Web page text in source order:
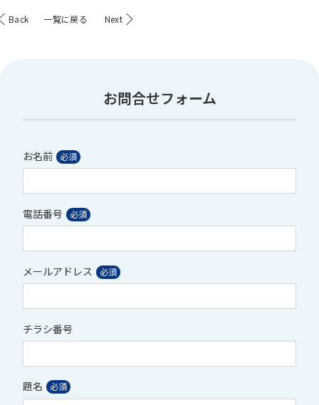
Back 一覧に戻る Next
お問合せフォーム
お名前
電話番号
メールアドレス
チラシ番号
題名